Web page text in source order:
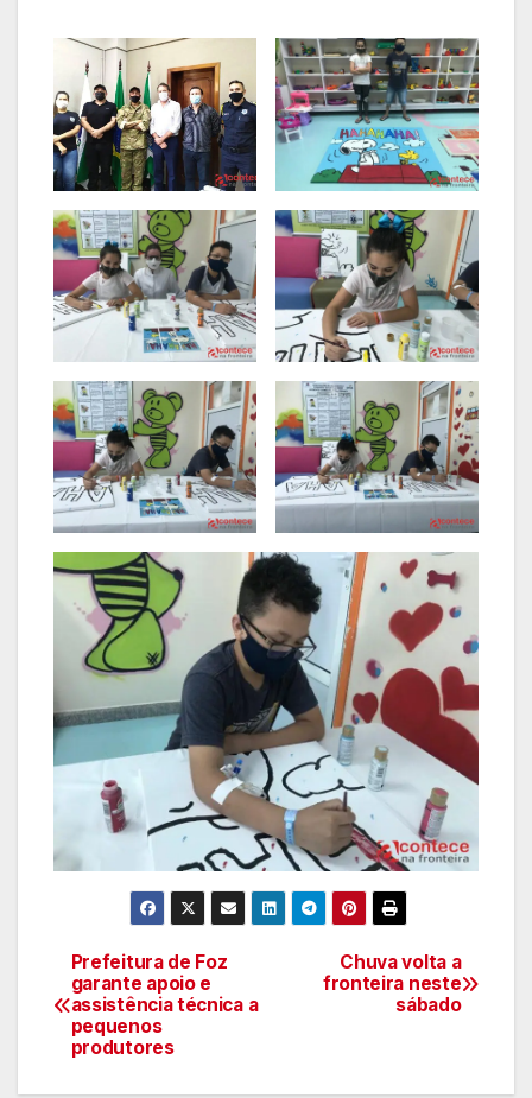
Navegação
de
artigos
Chuva volta a
fronteira neste
sábado
Prefeitura de Foz
garante apoio e
assistência técnica a
pequenos
produtores